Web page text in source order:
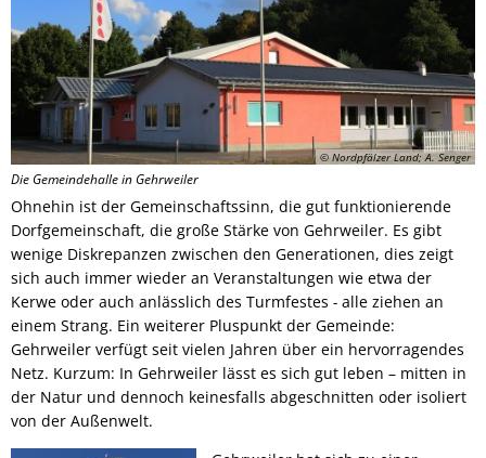
© Nordpfälzer Land; A. Senger
Die Gemeindehalle in Gehrweiler
Ohnehin ist der Gemeinschaftssinn, die gut funktionierende
Dorfgemeinschaft, die große Stärke von Gehrweiler. Es gibt
wenige Diskrepanzen zwischen den Generationen, dies zeigt
sich auch immer wieder an Veranstaltungen wie etwa der
Kerwe oder auch anlässlich des Turmfestes - alle ziehen an
einem Strang. Ein weiterer Pluspunkt der Gemeinde:
Gehrweiler verfügt seit vielen Jahren über ein hervorragendes
Netz. Kurzum: In Gehrweiler lässt es sich gut leben – mitten in
der Natur und dennoch keinesfalls abgeschnitten oder isoliert
von der Außenwelt.